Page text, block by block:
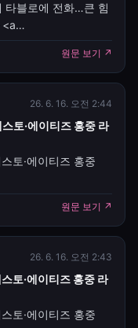
타블로에 전화…큰 힘
"코첼라 전 너무
원문 보기 ↗
26. 6. 16. 오전 2:44
토·에이티즈 홍중 라
토·에이티즈 홍중
DJ 스네이크·
원문 보기 ↗
26. 6. 16. 오전 2:43
토·에이티즈 홍중 라
토·에이티즈 홍중